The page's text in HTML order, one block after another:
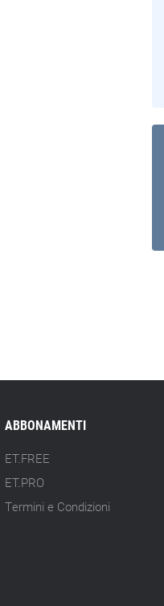
ABBONAMENTI
ET.FREE
ET.PRO
Termini e Condizioni